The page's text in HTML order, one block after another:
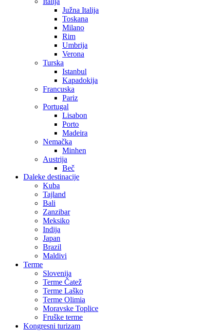
Južna Italija
Toskana
Milano
Rim
Umbrija
Verona
Turska
Istanbul
Kapadokija
Francuska
Pariz
Portugal
Lisabon
Porto
Madeira
Nemačka
Minhen
Austrija
Beč
Daleke destinacije
Kuba
Tajland
Bali
Zanzibar
Meksiko
Indija
Japan
Brazil
Maldivi
Terme
Slovenija
Terme Čatež
Terme Laško
Terme Olimia
Moravske Toplice
Fruške terme
Kongresni turizam